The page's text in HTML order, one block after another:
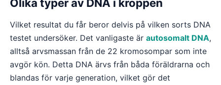
Olika typer av DNA i kroppen
Vilket resultat du får beror delvis på vilken sorts DNA
testet undersöker. Det vanligaste är autosomalt DNA,
alltså arvsmassan från de 22 kromosompar som inte
avgör kön. Detta DNA ärvs från båda föräldrarna och
blandas för varje generation, vilket gör det